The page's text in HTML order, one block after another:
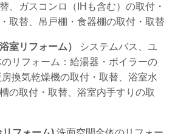
、ガスコンロ（IHも含む）の取付・
取替、吊戸棚・食器棚の取付・取替
室リフォーム）
システムバス、ユ
リフォーム：給湯器・ボイラーの
房換気乾燥機の取付・取替、浴室水
の取付・取替、浴室内手すりの取